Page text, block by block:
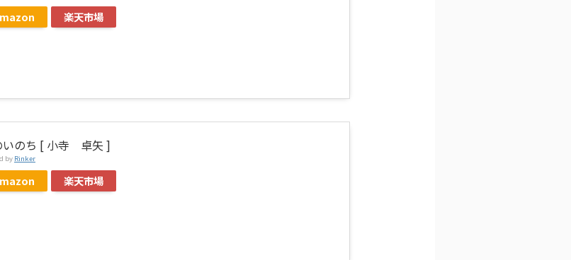
楽天市場
いのち [ 小寺 卓矢 ]
by Rinker
楽天市場